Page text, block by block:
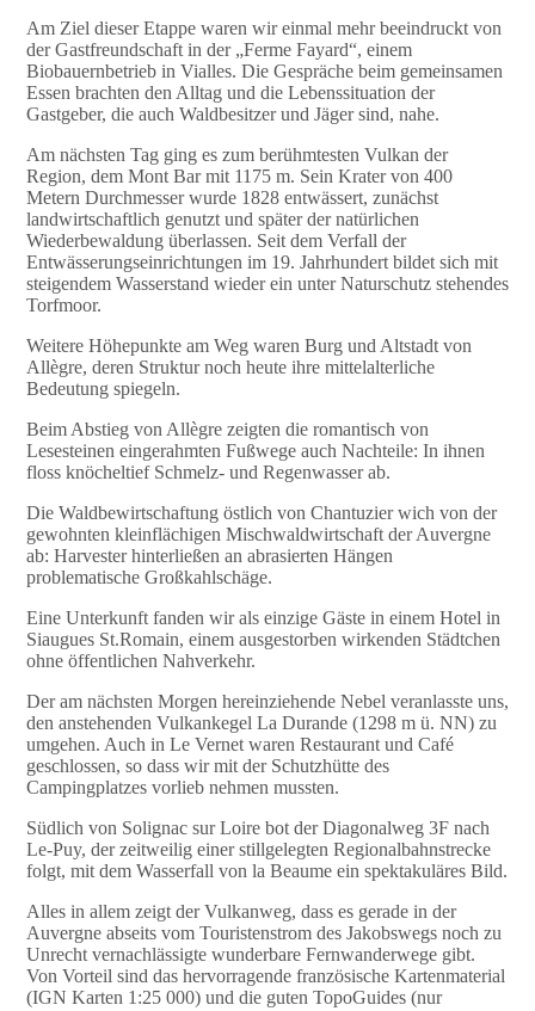
Am Ziel dieser Etappe waren wir einmal mehr beeindruckt von
der Gastfreundschaft in der „Ferme Fayard“, einem
Biobauernbetrieb in Vialles. Die Gespräche beim gemeinsamen
Essen brachten den Alltag und die Lebenssituation der
Gastgeber, die auch Waldbesitzer und Jäger sind, nahe.
Am nächsten Tag ging es zum berühmtesten Vulkan der
Region, dem Mont Bar mit 1175 m. Sein Krater von 400
Metern Durchmesser wurde 1828 entwässert, zunächst
landwirtschaftlich genutzt und später der natürlichen
Wiederbewaldung überlassen. Seit dem Verfall der
Entwässerungseinrichtungen im 19. Jahrhundert bildet sich mit
steigendem Wasserstand wieder ein unter Naturschutz stehendes
Torfmoor.
Weitere Höhepunkte am Weg waren Burg und Altstadt von
Allègre, deren Struktur noch heute ihre mittelalterliche
Bedeutung spiegeln.
Beim Abstieg von Allègre zeigten die romantisch von
Lesesteinen eingerahmten Fußwege auch Nachteile: In ihnen
floss knöcheltief Schmelz- und Regenwasser ab.
Die Waldbewirtschaftung östlich von Chantuzier wich von der
gewohnten kleinflächigen Mischwaldwirtschaft der Auvergne
ab: Harvester hinterließen an abrasierten Hängen
problematische Großkahlschäge.
Eine Unterkunft fanden wir als einzige Gäste in einem Hotel in
Siaugues St.Romain, einem ausgestorben wirkenden Städtchen
ohne öffentlichen Nahverkehr.
Der am nächsten Morgen hereinziehende Nebel veranlasste uns,
den anstehenden Vulkankegel La Durande (1298 m ü. NN) zu
umgehen. Auch in Le Vernet waren Restaurant und Café
geschlossen, so dass wir mit der Schutzhütte des
Campingplatzes vorlieb nehmen mussten.
Südlich von Solignac sur Loire bot der Diagonalweg 3F nach
Le-Puy, der zeitweilig einer stillgelegten Regionalbahnstrecke
folgt, mit dem Wasserfall von la Beaume ein spektakuläres Bild.
Alles in allem zeigt der Vulkanweg, dass es gerade in der
Auvergne abseits vom Touristenstrom des Jakobswegs noch zu
Unrecht vernachlässigte wunderbare Fernwanderwege gibt.
Von Vorteil sind das hervorragende französische Kartenmaterial
(IGN Karten 1:25 000) und die guten TopoGuides (nur